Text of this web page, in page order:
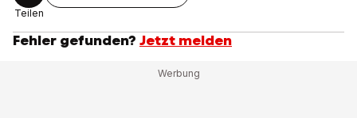
Teilen
Fehler gefunden? Jetzt melden